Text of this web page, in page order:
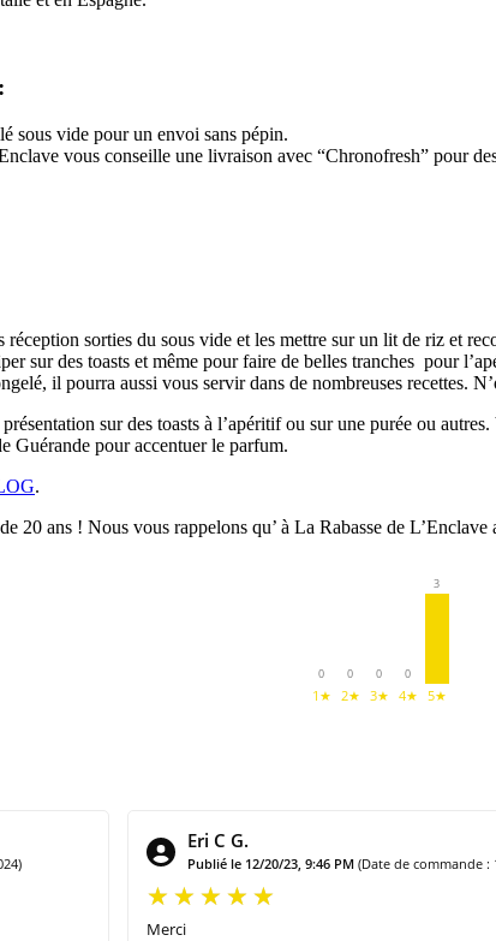
sous vide pour un envoi sans pépin.
vous conseille une livraison avec “Chronofresh” pour
sorties du sous vide et les mettre sur un lit de riz et
sur des toasts et même pour faire de belles tranches pour
il pourra aussi vous servir dans de nombreuses recettes.
sur des toasts à l’apéritif ou sur une purée ou
Guérande pour accentuer le parfum.
.
20 ans ! Nous vous rappelons qu’ à La Rabasse de
0
1★
0
2★
0
3★
0
4★
3
5★
Eri C G.
Publié le 12/20/23, 9:46 PM (Date de commande :
Merci